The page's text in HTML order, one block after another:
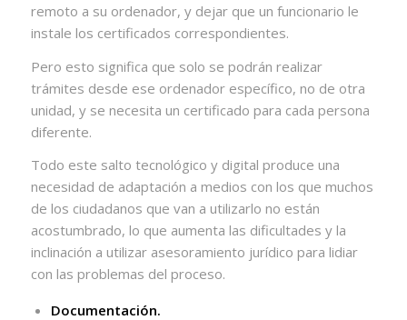
remoto a su ordenador, y dejar que un funcionario le
instale los certificados correspondientes.
Pero esto significa que solo se podrán realizar
trámites desde ese ordenador específico, no de otra
unidad, y se necesita un certificado para cada persona
diferente.
Todo este salto tecnológico y digital produce una
necesidad de adaptación a medios con los que muchos
de los ciudadanos que van a utilizarlo no están
acostumbrado, lo que aumenta las dificultades y la
inclinación a utilizar asesoramiento jurídico para lidiar
con las problemas del proceso.
Documentación.